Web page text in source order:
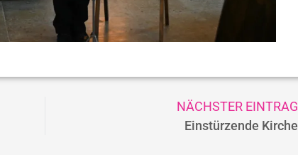
NÄCHSTER EINTRAG
Einstürzende Kirche